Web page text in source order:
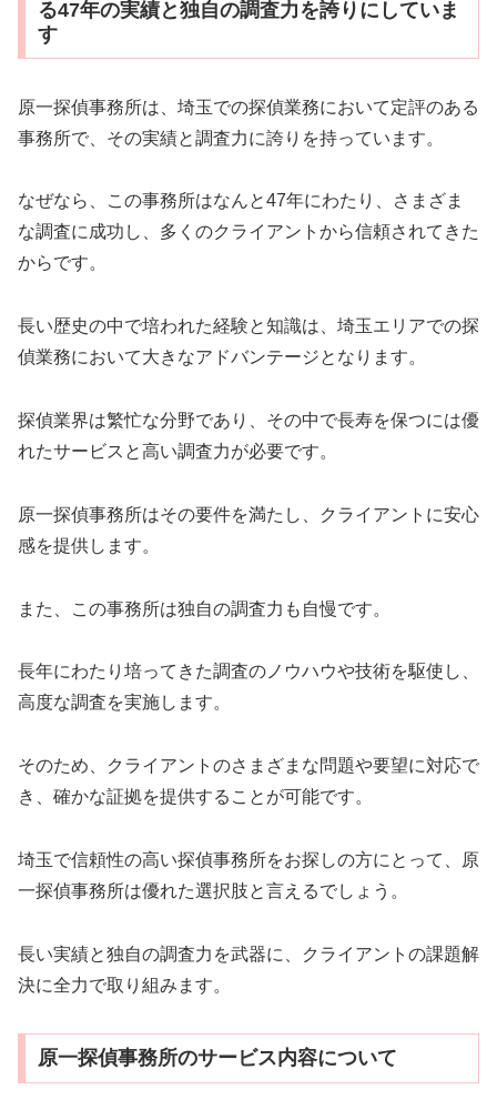
る47年の実績と独自の調査力を誇りにしていま
す
原一探偵事務所は、埼玉での探偵業務において定評のある
事務所で、その実績と調査力に誇りを持っています。
なぜなら、この事務所はなんと47年にわたり、さまざま
な調査に成功し、多くのクライアントから信頼されてきた
からです。
長い歴史の中で培われた経験と知識は、埼玉エリアでの探
偵業務において大きなアドバンテージとなります。
探偵業界は繁忙な分野であり、その中で長寿を保つには優
れたサービスと高い調査力が必要です。
原一探偵事務所はその要件を満たし、クライアントに安心
感を提供します。
また、この事務所は独自の調査力も自慢です。
長年にわたり培ってきた調査のノウハウや技術を駆使し、
高度な調査を実施します。
そのため、クライアントのさまざまな問題や要望に対応で
き、確かな証拠を提供することが可能です。
埼玉で信頼性の高い探偵事務所をお探しの方にとって、原
一探偵事務所は優れた選択肢と言えるでしょう。
長い実績と独自の調査力を武器に、クライアントの課題解
決に全力で取り組みます。
原一探偵事務所のサービス内容について